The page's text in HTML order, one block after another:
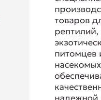
товаров
рептилий,
питомцев